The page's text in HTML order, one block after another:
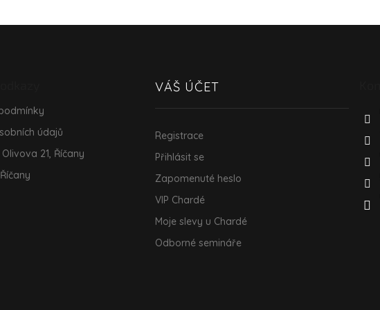
údajů
21, Říčany
VÁŠ ÚČET
Registrace
Přihlásit se
Zapomenuté heslo
VIP Chardé
Moje slevy u Chardé
Odborné semináře